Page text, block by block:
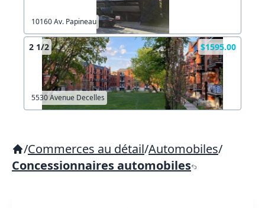
10160 Av. Papineau
2 1/2 $1595.00
5530 Avenue Decelles
/Commerces au détail/Automobiles/
Concessionnaires automobiles